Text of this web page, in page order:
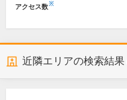
アクセス数※
近隣エリアの検索結果